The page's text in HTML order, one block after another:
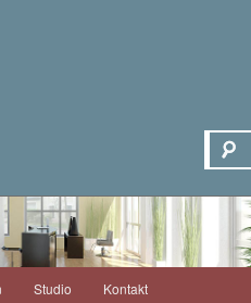
Studio Kontakt